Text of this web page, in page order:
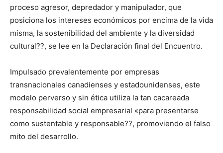
proceso agresor, depredador y manipulador, que
posiciona los intereses económicos por encima de la vida
misma, la sostenibilidad del ambiente y la diversidad
cultural??, se lee en la Declaración final del Encuentro.
Impulsado prevalentemente por empresas
transnacionales canadienses y estadounidenses, este
modelo perverso y sin ética utiliza la tan cacareada
responsabilidad social empresarial «para presentarse
como sustentable y responsable??, promoviendo el falso
mito del desarrollo.